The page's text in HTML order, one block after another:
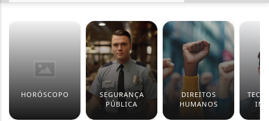
HORÓSCOPO
SEGURANÇA
PÚBLICA
DIREITOS
HUMANOS